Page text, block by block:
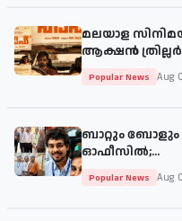
മലയാള
ആക്ഷൻ
Popular News Aug
ബാറ്റും ബോളും
ഓഫീസിൽ;...
Popular News Aug